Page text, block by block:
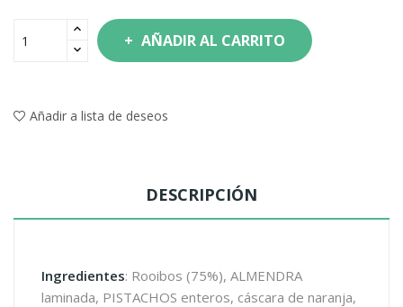
AÑADIR AL CARRITO
Añadir a lista de deseos
DESCRIPCIÓN
Ingredientes: Rooibos (75%), ALMENDRA
laminada, PISTACHOS enteros, cáscara de naranja,